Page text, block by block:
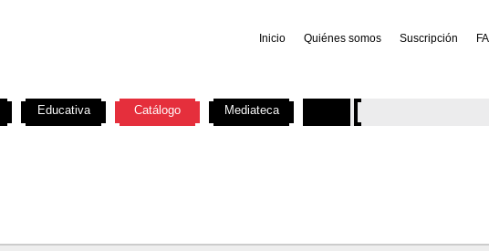
Inicio Quiénes somos Suscripción
Educativa Catálogo Mediateca